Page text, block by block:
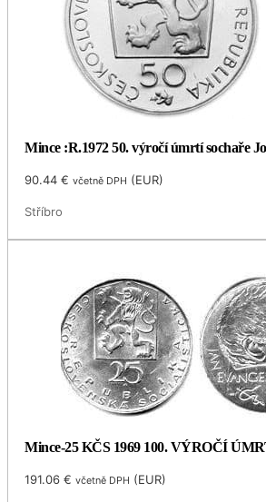
Mince :R.1972 50. výročí úmrtí sochaře
90.44€ včetně DPH (EUR)
Stříbro
Mince-25 KČS 1969 100. VÝROČÍ
191.06€ včetně DPH (EUR)